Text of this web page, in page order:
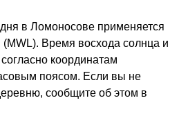
в Ломоносове применяется
Время восхода солнца и
координатам
поясом. Если вы не
сообщите об этом в